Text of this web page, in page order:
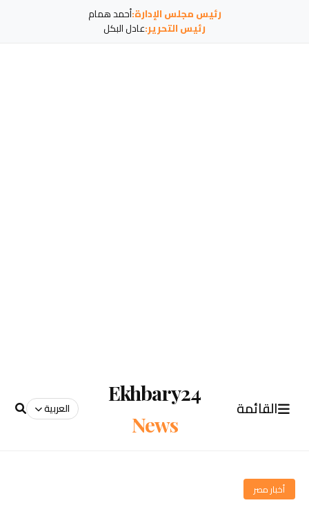
رئيس مجلس الإدارة:أحمد همام
رئيس التحرير:عادل البكل
القائمة
Ekhbary24
News
العربية
أخبار مصر